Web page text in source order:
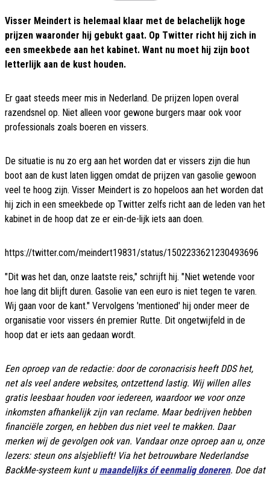
Visser Meindert is helemaal klaar met de belachelijk hoge
prijzen waaronder hij gebukt gaat. Op Twitter richt hij zich in
een smeekbede aan het kabinet. Want nu moet hij zijn boot
letterlijk aan de kust houden.
Er gaat steeds meer mis in Nederland. De prijzen lopen overal
razendsnel op. Niet alleen voor gewone burgers maar ook voor
professionals zoals boeren en vissers.
De situatie is nu zo erg aan het worden dat er vissers zijn die hun
boot aan de kust laten liggen omdat de prijzen van gasolie gewoon
veel te hoog zijn. Visser Meindert is zo hopeloos aan het worden dat
hij zich in een smeekbede op Twitter zelfs richt aan de leden van het
kabinet in de hoop dat ze er ein-de-lijk iets aan doen.
https://twitter.com/meindert19831/status/1502233621230493696
"Dit was het dan, onze laatste reis," schrijft hij. "Niet wetende voor
hoe lang dit blijft duren. Gasolie van een euro is niet tegen te varen.
Wij gaan voor de kant." Vervolgens 'mentioned' hij onder meer de
organisatie voor vissers én premier Rutte. Dit ongetwijfeld in de
hoop dat er iets aan gedaan wordt.
Een oproep van de redactie: door de coronacrisis heeft DDS het,
net als veel andere websites, ontzettend lastig. Wij willen alles
gratis leesbaar houden voor iedereen, waardoor we voor onze
inkomsten afhankelijk zijn van reclame. Maar bedrijven hebben
financiële zorgen, en hebben dus niet veel te makken. Daar
merken wij de gevolgen ook van. Vandaar onze oproep aan u, onze
lezers: steun ons alsjeblieft! Via het betrouwbare Nederlandse
BackMe-systeem kunt u maandelijks óf eenmalig doneren. Doe dat